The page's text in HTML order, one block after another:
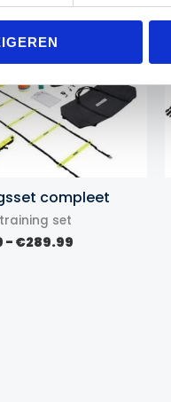
compleet
set
- €289.99Prijsklasse: